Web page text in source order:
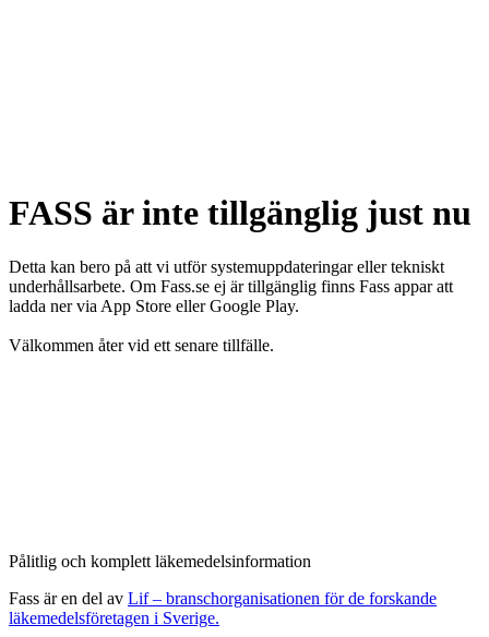
FASS är inte tillgänglig just nu
Detta kan bero på att vi utför systemuppdateringar eller tekniskt
underhållsarbete. Om Fass.se ej är tillgänglig finns Fass appar att
ladda ner via App Store eller Google Play.
Välkommen åter vid ett senare tillfälle.
Pålitlig och komplett läkemedelsinformation
Fass är en del av Lif – branschorganisationen för de forskande
läkemedelsföretagen i Sverige.